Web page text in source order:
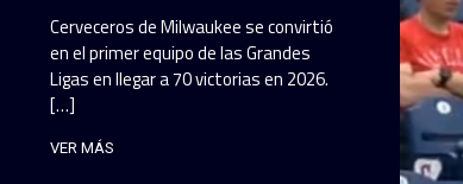
Cerveceros de Milwaukee se convirtió
en el primer equipo de las Grandes
Ligas en llegar a 70 victorias en 2026.
[…]
VER MÁS